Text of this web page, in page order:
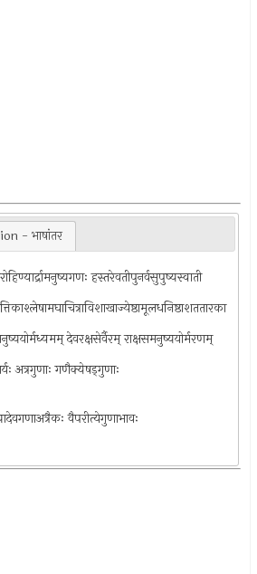
- भाषांतर
हस्तरेवतीपुनर्वसुपुष्यस्वाती
देवरक्षसेर्वैरम् राक्षसमनुष्ययोर्मरणम्
अत्रगुणाः गणैक्येषड्‌गुणाः
वैपरीत्येगुणाभावः